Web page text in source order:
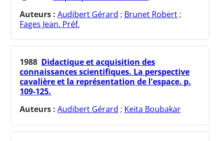
Auteurs : Audibert Gérard ; Brunet Robert ;
Fages Jean. Préf.
1988 Didactique et acquisition des
connaissances scientifiques. La perspective
cavalière et la représentation de l'espace. p.
109-125.
Auteurs : Audibert Gérard ; Keita Boubakar